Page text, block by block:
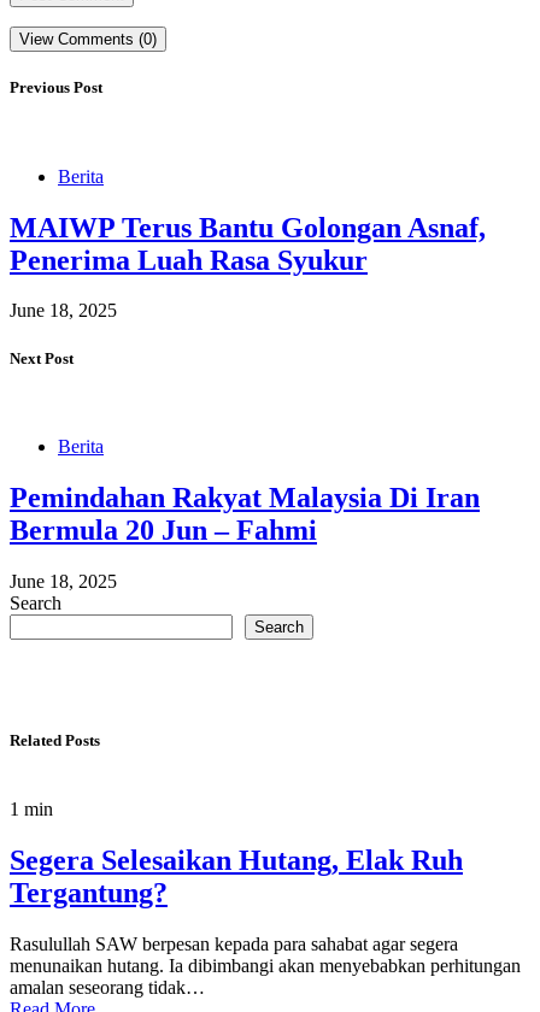
View Comments (0)
Previous Post
Berita
MAIWP Terus Bantu Golongan Asnaf,
Penerima Luah Rasa Syukur
June 18, 2025
Next Post
Berita
Pemindahan Rakyat Malaysia Di Iran
Bermula 20 Jun – Fahmi
June 18, 2025
Search
Search
Related Posts
1 min
Segera Selesaikan Hutang, Elak Ruh
Tergantung?
Rasulullah SAW berpesan kepada para sahabat agar segera
menunaikan hutang. Ia dibimbangi akan menyebabkan perhitungan
amalan seseorang tidak…